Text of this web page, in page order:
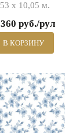
х 10,05 м.
руб./рул
В КОРЗИНУ